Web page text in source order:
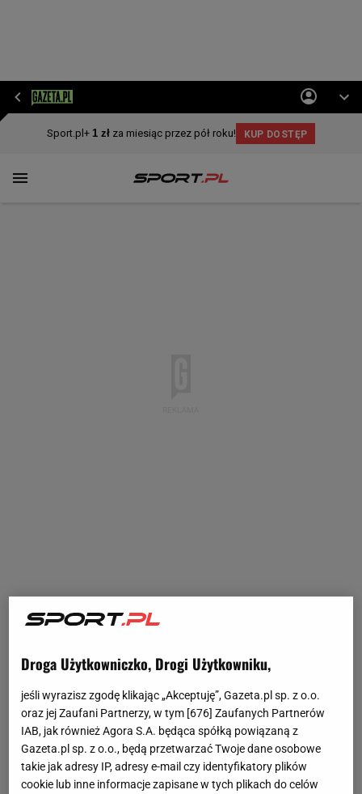
Droga Użytkowniczko, Drogi Użytkowniku,
jeśli wyrazisz zgodę klikając „Akceptuję”, Gazeta.pl sp. z o.o.
oraz jej Zaufani Partnerzy, w tym [676] Zaufanych Partnerów
IAB, jak również Agora S.A. będąca spółką powiązaną z
Gazeta.pl sp. z o.o., będą przetwarzać Twoje dane osobowe
takie jak adresy IP, adresy e-mail czy identyfikatory plików
cookie lub inne informacje zapisane w tych plikach do celów